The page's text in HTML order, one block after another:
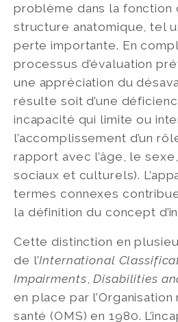
problème dans la fonction
structure anatomique, tel
perte importante. En
processus d’évaluation
une appréciation du
résulte soit d’une
incapacité qui limite ou
l’accomplissement d’un
rapport avec l’âge, le
sociaux et culturels).
termes connexes
la définition du concept
Cette distinction en
de l’International
Impairments ,Disabilities
en place par
santé (OMS) en 1980.